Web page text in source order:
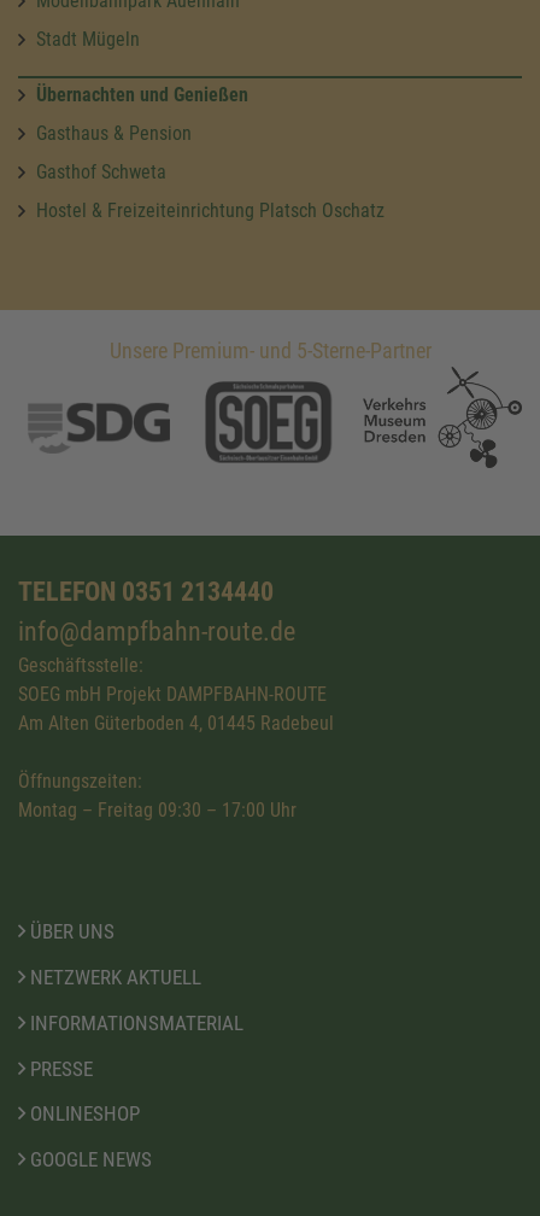
Stadt Mügeln
Übernachten und Genießen
Gasthaus & Pension
Gasthof Schweta
Hostel & Freizeiteinrichtung Platsch Oschatz
Unsere Premium- und 5-Sterne-Partner
TELEFON 0351 2134440
info@dampfbahn-route.de
Geschäftsstelle:
SOEG mbH Projekt DAMPFBAHN-ROUTE
Am Alten Güterboden 4, 01445 Radebeul
Öffnungszeiten:
Montag – Freitag 09:30 – 17:00 Uhr
ÜBER UNS
NETZWERK AKTUELL
INFORMATIONSMATERIAL
PRESSE
ONLINESHOP
GOOGLE NEWS